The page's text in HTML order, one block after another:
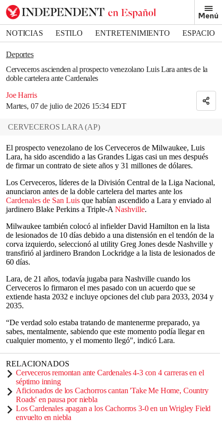
Menú
NOTICIAS ESTILO ENTRETENIMIENTO
ESPACIO
DEPORTES
Deportes
Cerveceros ascienden al prospecto venezolano Luis Lara antes de la
doble cartelera ante Cardenales
Joe Harris
Martes, 07 de julio de 2026 15:34 EDT
Bookmark popover
Removed from bookmarks
Close popover
CERVECEROS LARA (AP)
El prospecto venezolano de los Cerveceros de Milwaukee, Luis
Lara, ha sido ascendido a las Grandes Ligas casi un mes después
de firmar un contrato de siete años y 31 millones de dólares.
Los Cerveceros, líderes de la División Central de la Liga Nacional,
anunciaron antes de la doble cartelera del martes ante los
Cardenales de San Luis que habían ascendido a Lara y enviado al
jardinero Blake Perkins a Triple-A Nashville.
Milwaukee también colocó al infielder David Hamilton en la lista
de lesionados de 10 días debido a una distensión en el tendón de la
corva izquierdo, seleccionó al utility Greg Jones desde Nashville y
transfirió al jardinero Brandon Lockridge a la lista de lesionados de
60 días.
Lara, de 21 años, todavía jugaba para Nashville cuando los
Cerveceros lo firmaron el mes pasado con un acuerdo que se
extiende hasta 2032 e incluye opciones del club para 2033, 2034 y
2035.
“De verdad solo estaba tratando de mantenerme preparado, ya
sabes, mentalmente, sabiendo que este momento podía llegar en
cualquier momento, y el momento llegó", indicó Lara.
RELACIONADOS
Cerveceros remontan ante Cardenales 4-3 con 4 carreras en el
séptimo inning
Aficionados de los Cachorros cantan 'Take Me Home, Country
Roads' en pausa por niebla
Los Cardenales apagan a los Cachorros 3-0 en un Wrigley Field
envuelto en niebla